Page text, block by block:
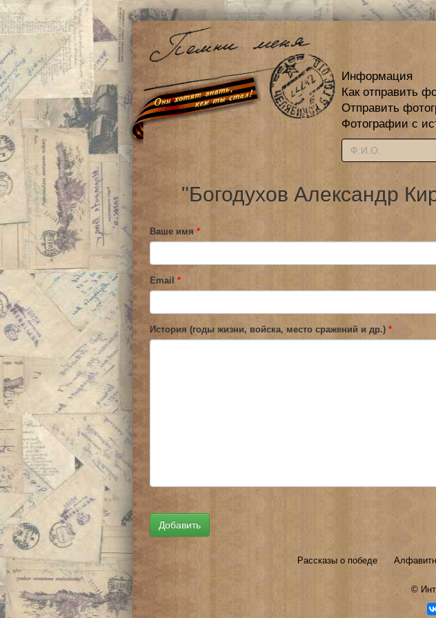
Информация
Как отправить
Отправить
Фотографии с
"Богодухов Александр
Ваше имя *
Email *
История (годы жизни, войска, место сражений и др.) *
Рассказы о победе
©